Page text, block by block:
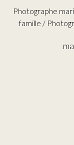
Photographe
famille /